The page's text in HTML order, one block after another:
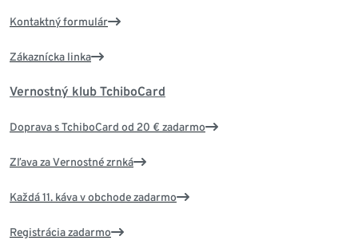
Kontaktný formulár
Zákaznícka linka
Vernostný klub TchiboCard
Doprava s TchiboCard od 20 € zadarmo
Zľava za Vernostné zrnká
Každá 11. káva v obchode zadarmo
Registrácia zadarmo